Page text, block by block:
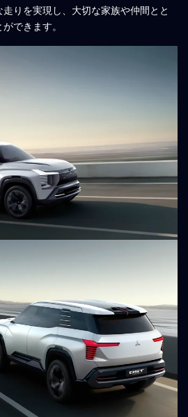
りを実現し、大切な家族や仲間とと
できます。